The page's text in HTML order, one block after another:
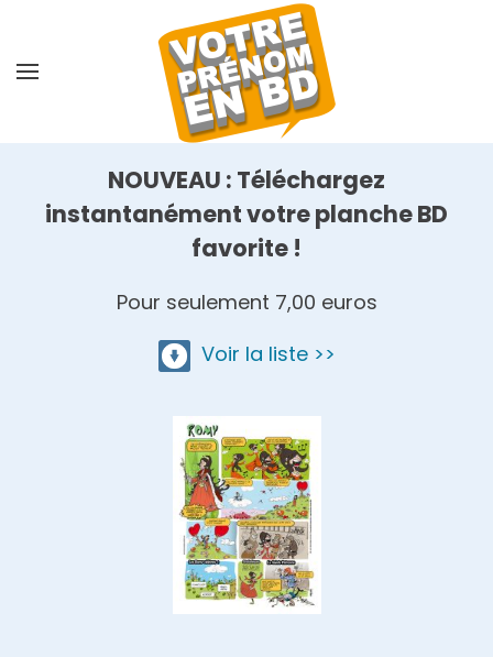
NOUVEAU : Téléchargez
instantanément votre planche BD
favorite !
Pour seulement 7,00 euros
Voir la liste >>